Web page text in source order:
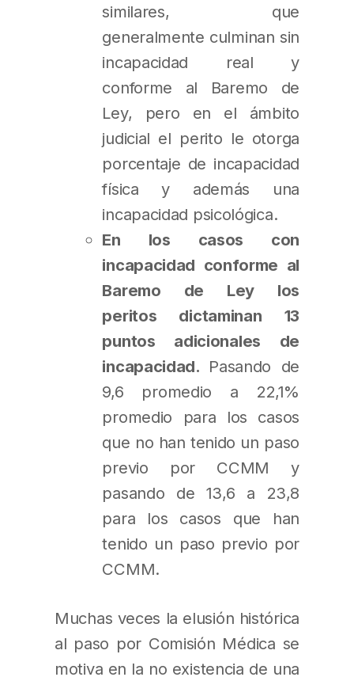
similares, que
generalmente culminan sin
incapacidad real y
conforme al Baremo de
Ley, pero en el ámbito
judicial el perito le otorga
porcentaje de incapacidad
física y además una
incapacidad psicológica.
En los casos con
incapacidad conforme al
Baremo de Ley los
peritos dictaminan 13
puntos adicionales de
incapacidad. Pasando de
9,6 promedio a 22,1%
promedio para los casos
que no han tenido un paso
previo por CCMM y
pasando de 13,6 a 23,8
para los casos que han
tenido un paso previo por
CCMM.
Muchas veces la elusión histórica
al paso por Comisión Médica se
motiva en la no existencia de una